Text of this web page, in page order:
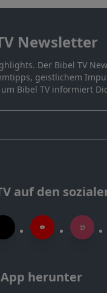
Newsletter
Der Bibel TV
geistlichem
Bibel TV informiert
auf den
herunter